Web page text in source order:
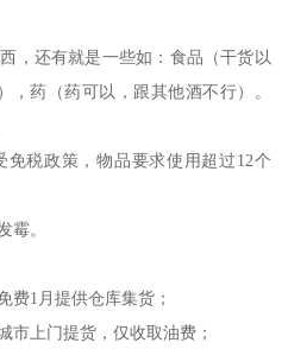
，还有就是一些如：食品（干货以
，药（药可以，跟其他酒不行）。
税政策，物品要求使用超过12个
霉。
费1月提供仓库集货；
市上门提货，仅收取油费；